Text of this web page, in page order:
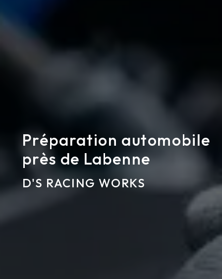
Préparation automobile
près de Labenne
D'S RACING WORKS